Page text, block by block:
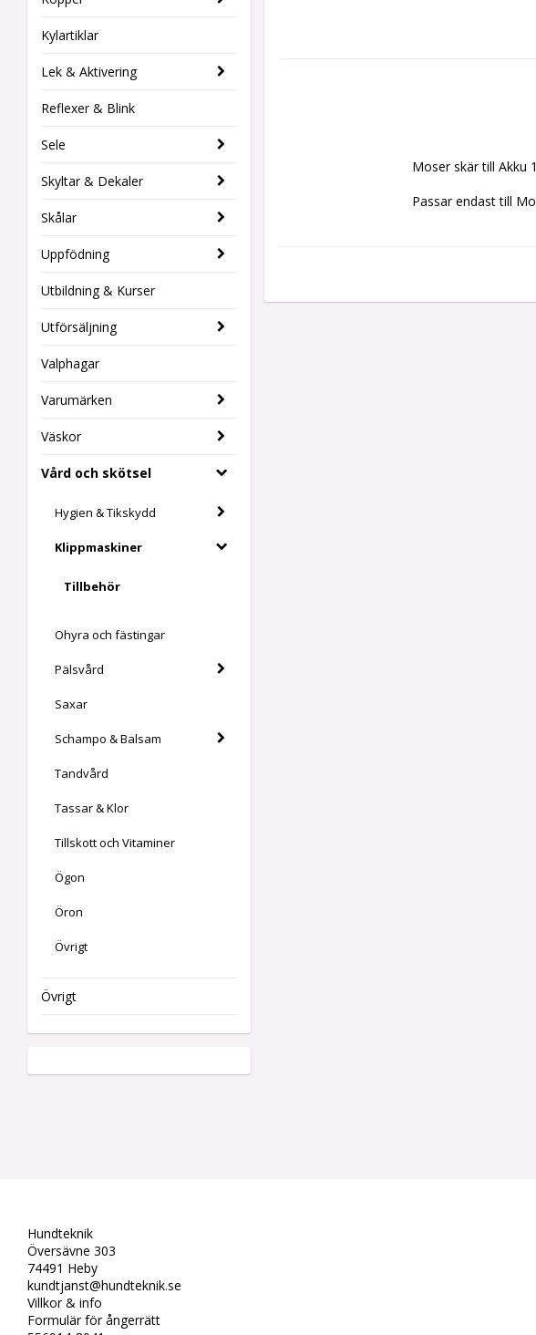
Kylartiklar
Lek & Aktivering
Reflexer & Blink
Sele
Skyltar & Dekaler
Skålar
Uppfödning
Utbildning & Kurser
Utförsäljning
Valphagar
Varumärken
Väskor
Vård och skötsel
Hygien & Tikskydd
Klippmaskiner
Tillbehör
Ohyra och fästingar
Pälsvård
Saxar
Schampo & Balsam
Tandvård
Tassar & Klor
Tillskott och Vitaminer
Ögon
Öron
Övrigt
Övrigt
Moser skär till Akku
Passar endast till
Hundteknik
Översävne 303
74491 Heby
kundtjanst@hundteknik.se
Villkor & info
Formulär för ångerrätt